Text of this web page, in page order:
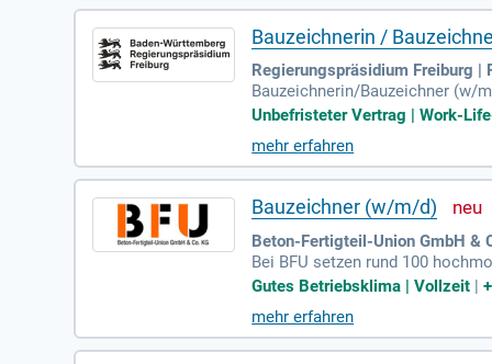
Bauzeichnerin /
Regierungspräsidium Freiburg |
Bauzeichnerin/Bauzeichner (w/
oder Freiburg, und die Stelle ist
abgeschlossene
etzt und werden Sie Teil eines
Unbefristeter Vertrag | Work-
mehr erfahren
Bauzeichner (w/m/d)
Beton-Fertigteil-Union GmbH &
Bei BFU setzen rund 100
Architekten, Statikern und
Bauzeichner (w/m/d) sowie
ffice-Fähigkeiten sind
Gutes Betriebsklima | Vollzeit |
mehr erfahren